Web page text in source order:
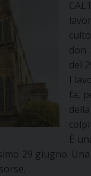
don
del
I
fa,
È
29 giugno.